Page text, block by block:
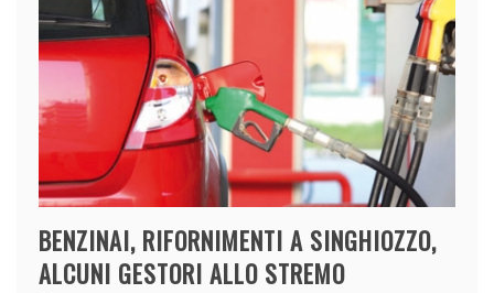
BENZINAI, RIFORNIMENTI A SINGHIOZZO,
ALCUNI GESTORI ALLO STREMO